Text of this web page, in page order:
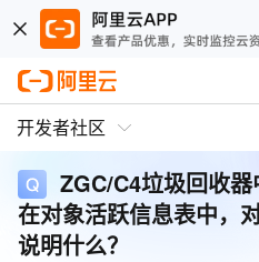
开发者社区
ZGC/C4垃圾回收
在对象活跃信息表中，
说明什么？